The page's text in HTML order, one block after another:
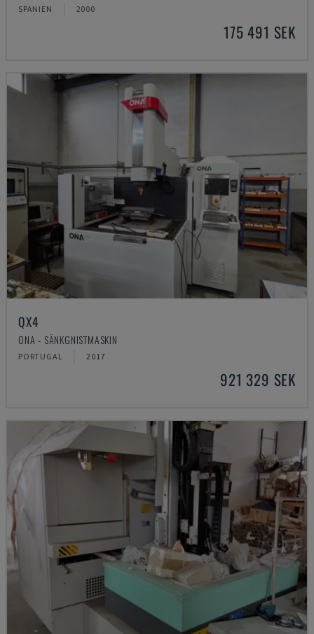
SPANIEN 2000
175 491 SEK
QX4
ONA - SÄNKGNISTMASKIN
PORTUGAL 2017
921 329 SEK